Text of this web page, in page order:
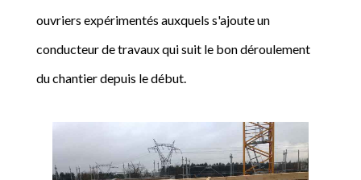
ouvriers expérimentés auxquels s'ajoute un
conducteur de travaux qui suit le bon déroulement
du chantier depuis le début.